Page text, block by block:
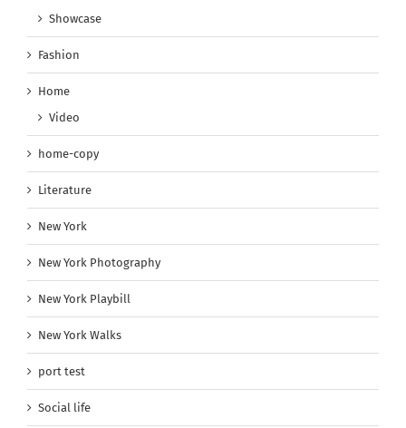
Showcase
Fashion
Home
Video
home-copy
Literature
New York
New York Photography
New York Playbill
New York Walks
port test
Social life